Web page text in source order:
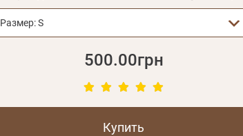
Размер:S
500.00грн
Купить